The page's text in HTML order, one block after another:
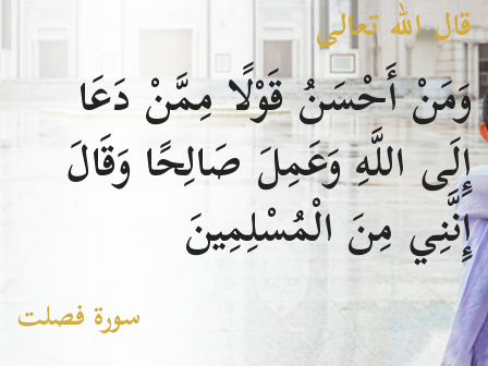
قال الله تعالى
وَمَنْ أَحْسَنُ قَوْلًا مِمَّنْ دَعَا
إِلَى اللَّهِ وَعَمِلَ صَالِحًا وَقَالَ
إِنَّنِي مِنَ الْمُسْلِمِينَ
سورة فصلت